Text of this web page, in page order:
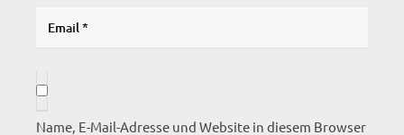
Name, E-Mail-Adresse und Website in diesem Browser